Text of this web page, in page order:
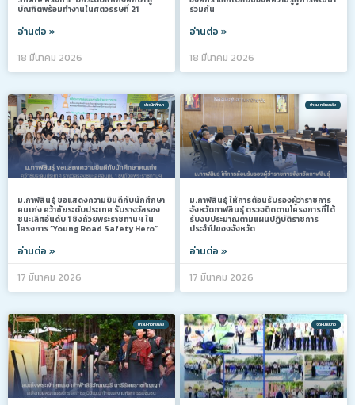
บัณฑิตพร้อมทำงานในศตวรรษที่ 21
อ่านต่อ »
18 มีนาคม 2026
ร่วมกัน
อ่านต่อ »
18 มีนาคม 2026
ข่าวนักศึกษา
ม.กาฬสินธุ์ ขอแสดงความยินดีกับนักศึกษา
คนเก่ง คว้าชัยระดับประเทศ รับรางวัลรอง
ชนะเลิศอันดับ 1 ชิงถ้วยพระราชทานฯ ใน
โครงการ “Young Road Safety Hero”
อ่านต่อ »
17 มีนาคม 2026
ข่าวมหาวิทยาลัย
ม.กาฬสินธุ์ ให้การต้อนรับรองผู้ว่าราชการ
จังหวัดกาฬสินธุ์ ตรวจติดตามโครงการที่ได้
รับงบประมาณตามแผนปฏิบัติราชการ
ประจำปีของจังหวัด
อ่านต่อ »
17 มีนาคม 2026
ข่าวมหาวิทยาลัย จดหมายข่าว